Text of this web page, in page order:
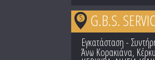
G.B.S.
5
Εγκατάσταση -
Άνω Κορακιάνα,